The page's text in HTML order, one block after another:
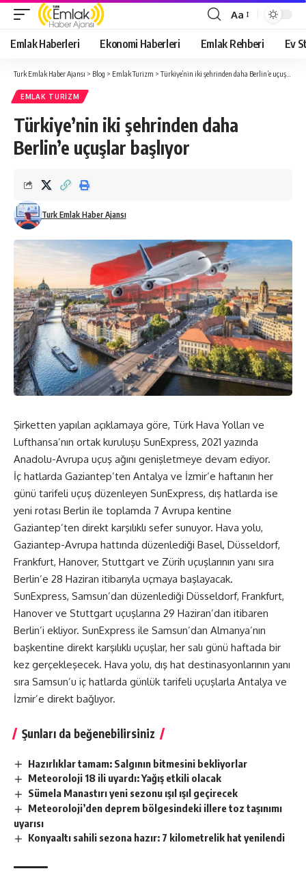
Yazı
Tipi
Boyutlandırıcı
Aa
Emlak Haberleri Ekonomi Haberleri Emlak Rehberi Ev
Turk Emlak Haber Ajansı > Blog > Emlak Turizm >Türkiye’nin iki şehrinden daha Berlin’e uçuşlar başlıyor
EMLAK TURIZM
Türkiye’nin iki şehrinden daha
Berlin’e uçuşlar başlıyor
Turk Emlak Haber Ajansı
Şirketten yapılan açıklamaya göre, Türk Hava Yolları ve
Lufthansa’nın ortak kuruluşu SunExpress, 2021 yazında
Anadolu-Avrupa uçuş ağını genişletmeye devam ediyor.
İç hatlarda Gaziantep’ten Antalya ve İzmir’e haftanın her
günü tarifeli uçuş düzenleyen SunExpress, dış hatlarda ise
yeni rotası Berlin ile toplamda 7 Avrupa kentine
Gaziantep’ten direkt karşılıklı sefer sunuyor. Hava yolu,
Gaziantep-Avrupa hattında düzenlediği Basel, Düsseldorf,
Frankfurt, Hanover, Stuttgart ve Zürih uçuşlarının yanı sıra
Berlin’e 28 Haziran itibarıyla uçmaya başlayacak.
SunExpress, Samsun’dan düzenlediği Düsseldorf, Frankfurt,
Hanover ve Stuttgart uçuşlarına 29 Haziran’dan itibaren
Berlin’i ekliyor. SunExpress ile Samsun’dan Almanya’nın
başkentine direkt karşılıklı uçuşlar, her salı günü haftada bir
kez gerçekleşecek. Hava yolu, dış hat destinasyonlarının yanı
sıra Samsun’u iç hatlarda günlük tarifeli uçuşlarla Antalya ve
İzmir’e direkt bağlıyor.
Şunları da beğenebilirsiniz
Hazırlıklar tamam: Salgının bitmesini bekliyorlar
Meteoroloji 18 ili uyardı: Yağış etkili olacak
Sümela Manastırı yeni sezonu ışıl ışıl geçirecek
Meteoroloji’den deprem bölgesindeki illere toz taşınımı
uyarısı
Konyaaltı sahili sezona hazır: 7 kilometrelik hat yenilendi